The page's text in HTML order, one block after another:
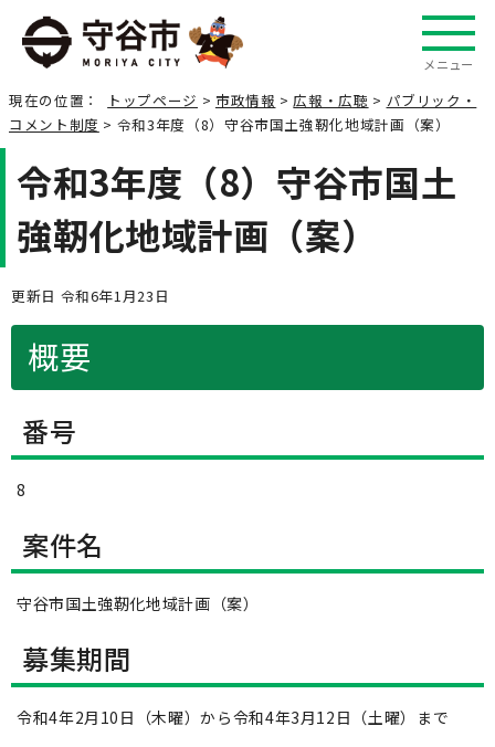
メニュー
現在の位置： トップページ > 市政情報 >広報・広聴 > パブリック・
コメント制度 > 令和3年度（8）守谷市国土強靭化地域計画（案）
令和3年度（8）守谷市国土
強靭化地域計画（案）
更新日 令和6年1月23日
概要
番号
8
案件名
守谷市国土強靭化地域計画（案）
募集期間
令和4年2月10日（木曜）から令和4年3月12日（土曜）まで